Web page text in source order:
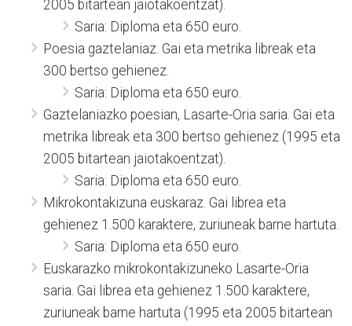
2005 bitartean jaiotakoentzat).
Saria: Diploma eta 650 euro.
Poesia gaztelaniaz. Gai eta metrika libreak eta
300 bertso gehienez.
Saria: Diploma eta 650 euro.
Gaztelaniazko poesian, Lasarte-Oria saria. Gai eta
metrika libreak eta 300 bertso gehienez (1995 eta
2005 bitartean jaiotakoentzat).
Saria: Diploma eta 650 euro.
Mikrokontakizuna euskaraz. Gai librea eta
gehienez 1.500 karaktere, zuriuneak barne hartuta.
Saria: Diploma eta 650 euro.
Euskarazko mikrokontakizuneko Lasarte-Oria
saria. Gai librea eta gehienez 1.500 karaktere,
zuriuneak barne hartuta (1995 eta 2005 bitartean